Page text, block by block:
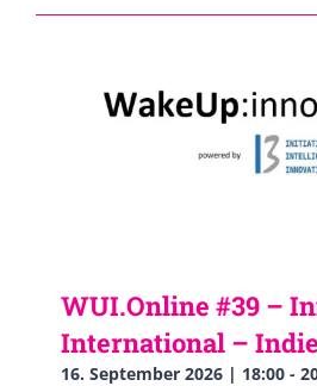
WUI.Online #39 –
International –
16. September 2026 | 18:00 -